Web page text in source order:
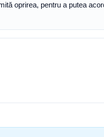
oprirea, pentru a putea